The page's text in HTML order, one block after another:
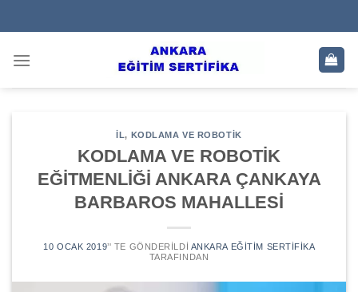
to
IL, KODLAMA VE ROBOTIK
KODLAMA VE ROBOTİK
EĞİTMENLİĞİ ANKARA ÇANKAYA
BARBAROS MAHALLESİ
10 OCAK 2019’' TE GÖNDERILDI ANKARA EĞITIM SERTIFIKA
TARAFINDAN